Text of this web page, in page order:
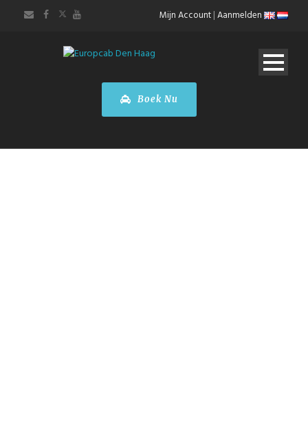
Mijn Account|Aanmelden
Boek Nu